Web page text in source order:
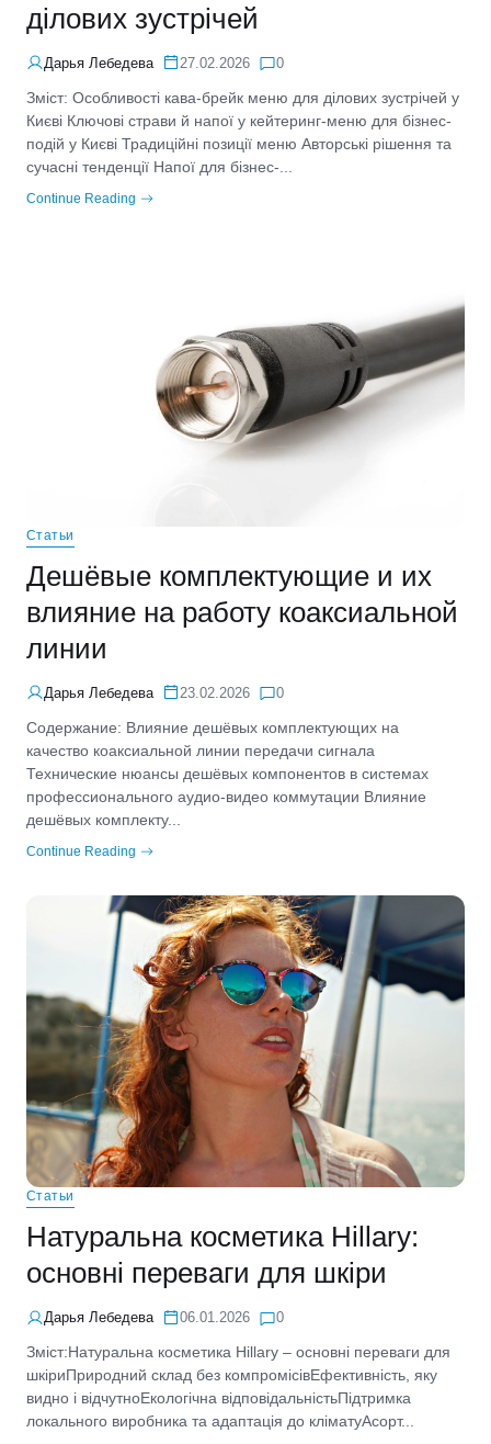
ділових зустрічей
Дарья Лебедева 27.02.2026 0
Зміст: Особливості кава-брейк меню для ділових зустрічей у
Києві Ключові страви й напої у кейтеринг-меню для бізнес-
подій у Києві Традиційні позиції меню Авторські рішення та
сучасні тенденції Напої для бізнес-...
Continue Reading
Статьи
Дешёвые комплектующие и их
влияние на работу коаксиальной
линии
Дарья Лебедева 23.02.2026 0
Содержание: Влияние дешёвых комплектующих на
качество коаксиальной линии передачи сигнала
Технические нюансы дешёвых компонентов в системах
профессионального аудио-видео коммутации Влияние
дешёвых комплекту...
Continue Reading
Статьи
Натуральна косметика Hillary:
основні переваги для шкіри
Дарья Лебедева 06.01.2026 0
Зміст:Натуральна косметика Hillary – основні переваги для
шкіриПриродний склад без компромісівЕфективність, яку
видно і відчутноЕкологічна відповідальністьПідтримка
локального виробника та адаптація до кліматуАсорт...